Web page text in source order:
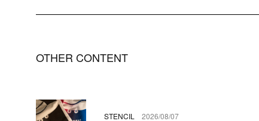
OTHER CONTENT
STENCIL 2026/08/07